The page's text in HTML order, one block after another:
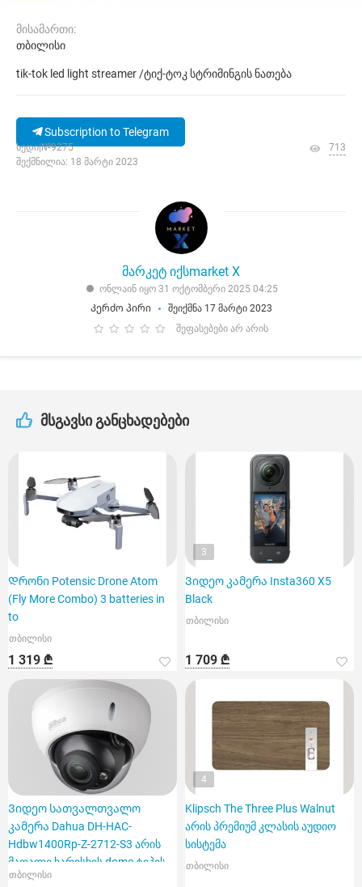
მისამართი:
თბილისი
tik-tok led light streamer /ტიქ-ტოკ სტრიმინგის ნათება
Subscription to Telegram
ხედი|№9275
შექმნილია: 18 მარტი 2023
713
მარკეტ იქსmarket X
ონლაინ იყო 31 ოქტომბერი 2025 04:25
Კერძო პირი
შეიქმნა 17 მარტი 2023
შეფასებები არ არის
მსგავსი განცხადებები
Დრონი Potensic Drone Atom
(Fly More Combo) 3 batteries in
to
თბილისი
1 319 ₾
3
Ვიდეო კამერა Insta360 X5
Black
თბილისი
1 709 ₾
Ვიდეო სათვალთვალო
კამერა Dahua DH-HAC-
Hdbw1400Rp-Z-2712-S3 არის
მაღალი ხარისხის dome ტიპის
მოდელი
თბილისი
4
Klipsch The Three Plus Walnut
არის პრემიუმ კლასის აუდიო
სისტემა
თბილისი